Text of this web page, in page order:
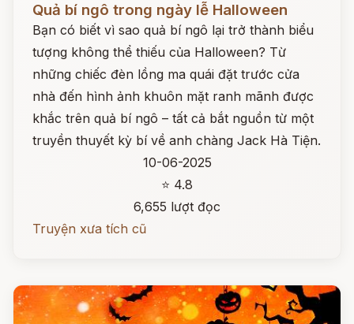
Quả bí ngô trong ngày lễ Halloween
Bạn có biết vì sao quả bí ngô lại trở thành biểu
tượng không thể thiếu của Halloween? Từ
những chiếc đèn lồng ma quái đặt trước cửa
nhà đến hình ảnh khuôn mặt ranh mãnh được
khắc trên quả bí ngô – tất cả bắt nguồn từ một
truyền thuyết kỳ bí về anh chàng Jack Hà Tiện.
10-06-2025
⭐ 4.8
6,655 lượt đọc
Truyện xưa tích cũ